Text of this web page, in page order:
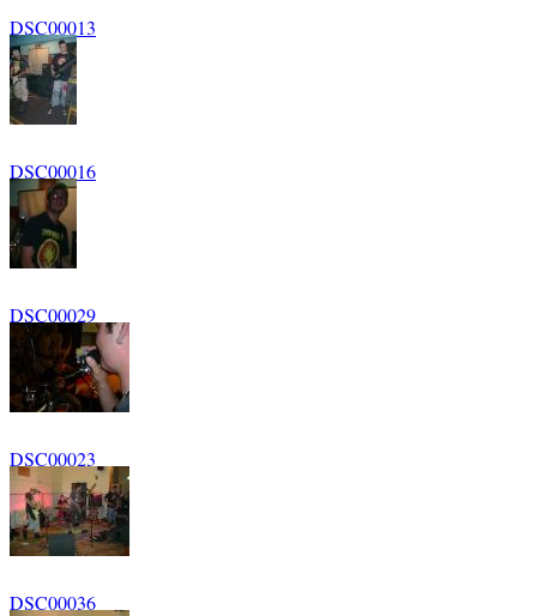
DSC00013
DSC00016
DSC00029
DSC00023
DSC00036